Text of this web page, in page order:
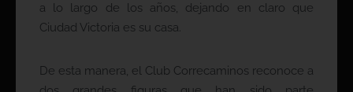
a lo largo de los años, dejando en claro que
Ciudad Victoria es su casa.
De esta manera, el Club Correcaminos reconoce a